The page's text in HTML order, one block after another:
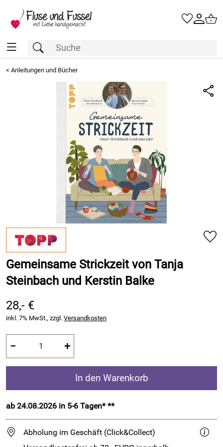
< Anleitungen und Bücher
Gemeinsame Strickzeit von Tanja
Steinbach und Kerstin Balke
28,- €
inkl. 7% MwSt., zzgl. Versandkosten
− +
In den Warenkorb
ab 24.08.2026 in 5-6 Tagen* **
Abholung im Geschäft (Click&Collect)